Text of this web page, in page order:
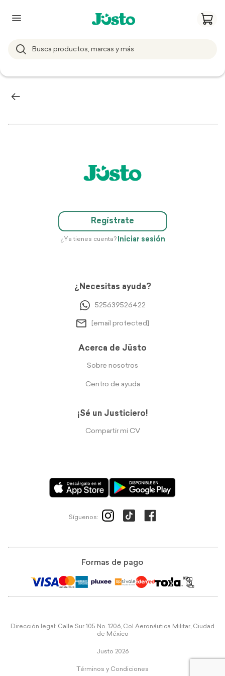
Regístrate
¿Ya tienes cuenta? Iniciar sesión
¿Necesitas ayuda?
525639526422
[email protected]
Acerca de Jüsto
Sobre nosotros
Centro de ayuda
¡Sé un Justiciero!
Compartir mi CV
Síguenos:
Formas de pago
Dirección legal: Calle Sur 105 No. 1206, Col Aeronáutica Militar, Ciudad
de México
Justo 2026
Términos y Condiciones